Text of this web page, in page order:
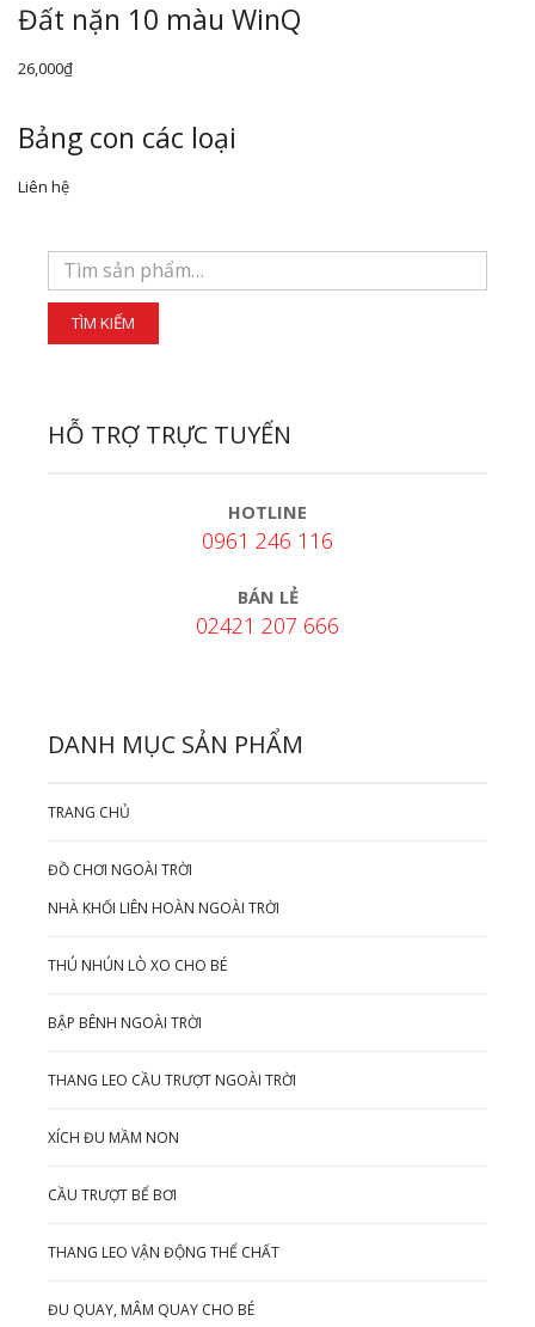
Đất nặn 10 màu WinQ
26,000₫
Bảng con các loại
Liên hệ
HỖ TRỢ TRỰC TUYẾN
HOTLINE
0961 246 116
BÁN LẺ
02421 207 666
DANH MỤC SẢN PHẨM
TRANG CHỦ
ĐỒ CHƠI NGOÀI TRỜI
NHÀ KHỐI LIÊN HOÀN NGOÀI TRỜI
THÚ NHÚN LÒ XO CHO BÉ
BẬP BÊNH NGOÀI TRỜI
THANG LEO CẦU TRƯỢT NGOÀI TRỜI
XÍCH ĐU MẦM NON
CẦU TRƯỢT BỂ BƠI
THANG LEO VẬN ĐỘNG THỂ CHẤT
ĐU QUAY, MÂM QUAY CHO BÉ